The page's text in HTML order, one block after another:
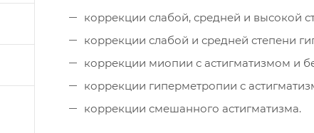
коррекции слабой, средней и высокой
коррекции слабой и средней степени
коррекции миопии с астигматизмом и
коррекции гиперметропии с
коррекции смешанного астигматизма.